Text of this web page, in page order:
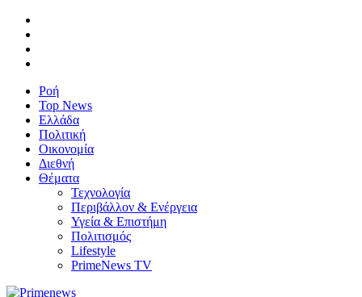
Ροή
Top News
Ελλάδα
Πολιτική
Οικονομία
Διεθνή
Θέματα
Τεχνολογία
Περιβάλλον & Ενέργεια
Υγεία & Επιστήμη
Πολιτισμός
Lifestyle
PrimeNews TV